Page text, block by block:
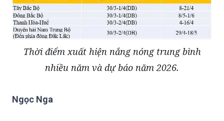
Thời điểm xuất hiện nắng nóng trung bình
nhiều năm và dự báo năm 2026.
Ngọc Nga